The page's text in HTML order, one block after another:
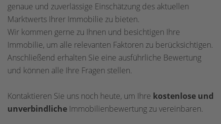
genaue und zuverlässige Einschätzung des aktuellen
Marktwerts Ihrer Immobilie zu bieten.
Wir kommen gerne zu Ihnen und besichtigen Ihre
Immobilie, um alle relevanten Faktoren zu berücksichtigen.
Anschließend erhalten Sie eine ausführliche Bewertung
und können alle Ihre Fragen stellen.
Kontaktieren Sie uns noch heute, um Ihre kostenlose und
unverbindliche Immobilienbewertung zu vereinbaren.